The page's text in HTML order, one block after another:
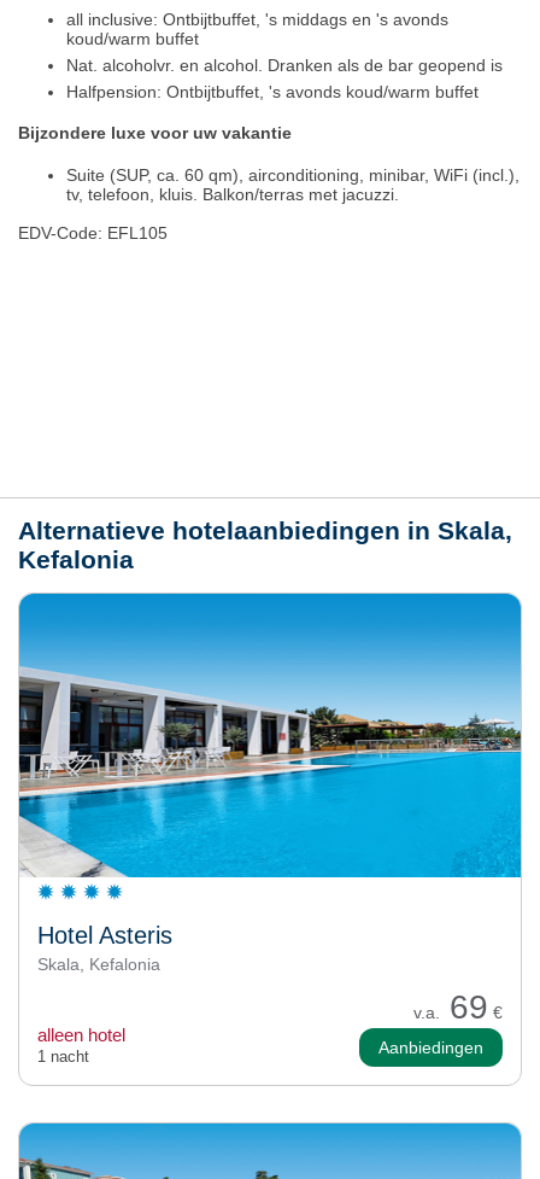
all inclusive: Ontbijtbuffet, 's middags en 's avonds
koud/warm buffet
Nat. alcoholvr. en alcohol. Dranken als de bar geopend is
Halfpension: Ontbijtbuffet, 's avonds koud/warm buffet
Bijzondere luxe voor uw vakantie
Suite (SUP, ca. 60 qm), airconditioning, minibar, WiFi (incl.),
tv, telefoon, kluis. Balkon/terras met jacuzzi.
EDV-Code: EFL105
Alternatieve hotelaanbiedingen in Skala,
Kefalonia
Hotel Asteris
Skala, Kefalonia
v.a. 69 €
alleen hotel
1 nacht Aanbiedingen